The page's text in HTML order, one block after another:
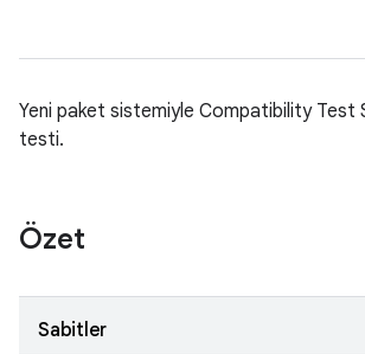
Yeni paket sistemiyle Compatibility Test
testi.
Özet
Sabitler